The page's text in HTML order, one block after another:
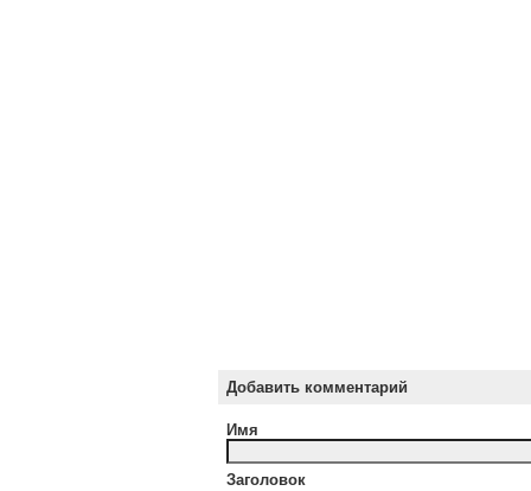
Добавить комментарий
Имя
Заголовок